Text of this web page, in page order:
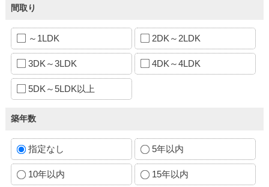
間取り
～1LDK 2DK～2LDK
3DK～3LDK 4DK～4LDK
5DK～5LDK以上
築年数
指定なし 5年以内
10年以内 15年以内